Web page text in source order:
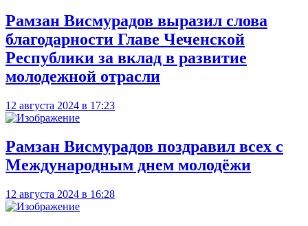
Рамзан Висмурадов выразил слова
благодарности Главе Чеченской
Республики за вклад в развитие
молодежной отрасли
12 августа 2024 в 17:23
Рамзан Висмурадов поздравил всех с
Международным днем молодёжи
12 августа 2024 в 16:28